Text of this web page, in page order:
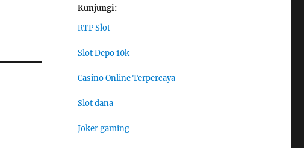
Kunjungi:
RTP Slot
Slot Depo 10k
Casino Online Terpercaya
Slot dana
Joker gaming